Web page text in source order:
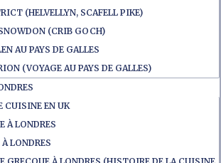
(HELVELLYN, SCAFELL PIKE)
(CRIB GOCH)
AU PAYS DE GALLES
(VOYAGE AU PAYS DE GALLES)
CUISINE EN UK
À LONDRES
LONDRES